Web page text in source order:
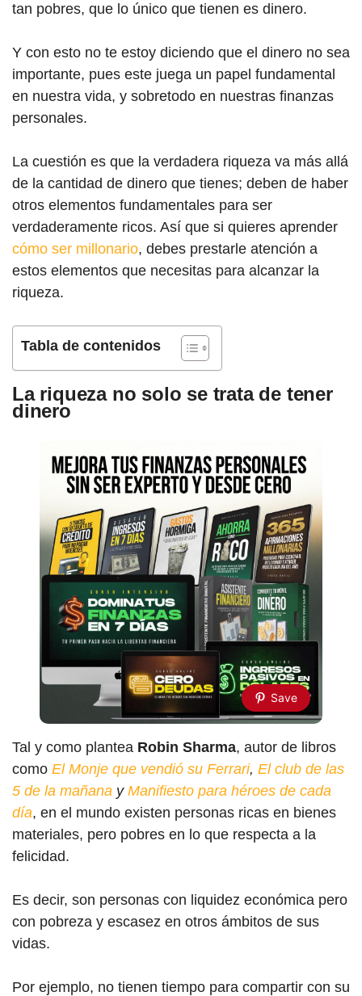
tan pobres, que lo único que tienen es dinero.
Y con esto no te estoy diciendo que el dinero no sea
importante, pues este juega un papel fundamental
en nuestra vida, y sobretodo en nuestras finanzas
personales.
La cuestión es que la verdadera riqueza va más allá
de la cantidad de dinero que tienes; deben de haber
otros elementos fundamentales para ser
verdaderamente ricos. Así que si quieres aprender
cómo ser millonario, debes prestarle atención a
estos elementos que necesitas para alcanzar la
riqueza.
Tabla de contenidos
La riqueza no solo se trata de tener
dinero
Save
Tal y como plantea Robin Sharma, autor de libros
como El Monje que vendió su Ferrari, El club de las
5 de la mañana y Manifiesto para héroes de cada
día, en el mundo existen personas ricas en bienes
materiales, pero pobres en lo que respecta a la
felicidad.
Es decir, son personas con liquidez económica pero
con pobreza y escasez en otros ámbitos de sus
vidas.
Por ejemplo, no tienen tiempo para compartir con su